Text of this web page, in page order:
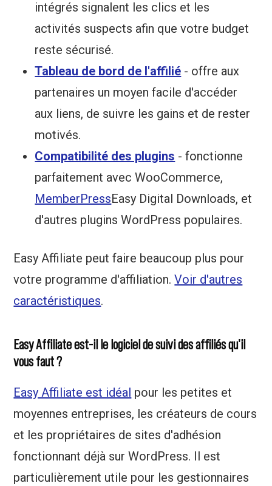
intégrés signalent les clics et les
activités suspects afin que votre budget
reste sécurisé.
Tableau de bord de l'affilié - offre aux
partenaires un moyen facile d'accéder
aux liens, de suivre les gains et de rester
motivés.
Compatibilité des plugins - fonctionne
parfaitement avec WooCommerce,
MemberPressEasy Digital Downloads, et
d'autres plugins WordPress populaires.
Easy Affiliate peut faire beaucoup plus pour
votre programme d'affiliation.Voir d'autres
caractéristiques.
Easy Affiliate est-il le logiciel de suivi des affiliés qu'il
vous faut ?
Easy Affiliate est idéal pour les petites et
moyennes entreprises, les créateurs de cours
et les propriétaires de sites d'adhésion
fonctionnant déjà sur WordPress. Il est
particulièrement utile pour les gestionnaires